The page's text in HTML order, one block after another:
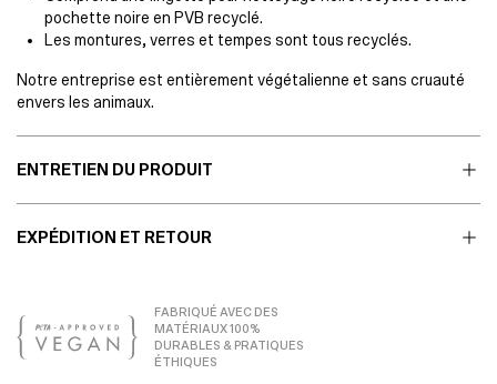
pochette noire en PVB recyclé.
Les montures, verres et tempes sont tous recyclés.
Notre entreprise est entièrement végétalienne et sans cruauté
envers les animaux.
ENTRETIEN DU PRODUIT
EXPÉDITION ET RETOUR
FABRIQUÉ AVEC DES
MATÉRIAUX 100%
DURABLES & PRATIQUES
ÉTHIQUES